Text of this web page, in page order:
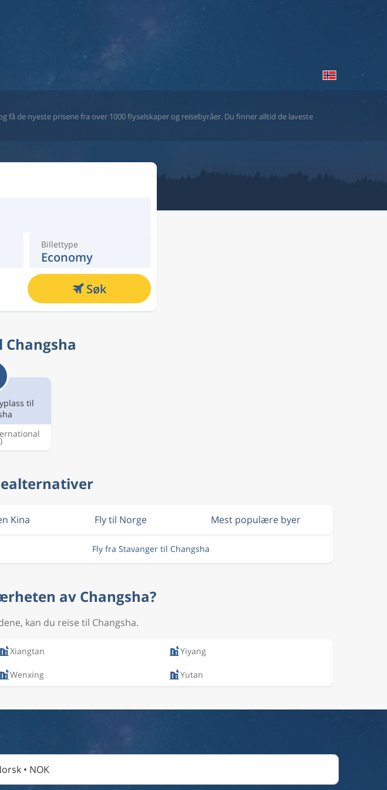
de nyeste prisene fra over 1000 flyselskaper og reisebyråer. Du finner alltid de laveste
Billettype
Economy
Søk
til
Kina Fly til Norge Mest populære byer
Fly fra Stavanger til Changsha
av Changsha?
kan du reise til Changsha.
Xiangtan Yiyang
Wenxing Yutan
• NOK